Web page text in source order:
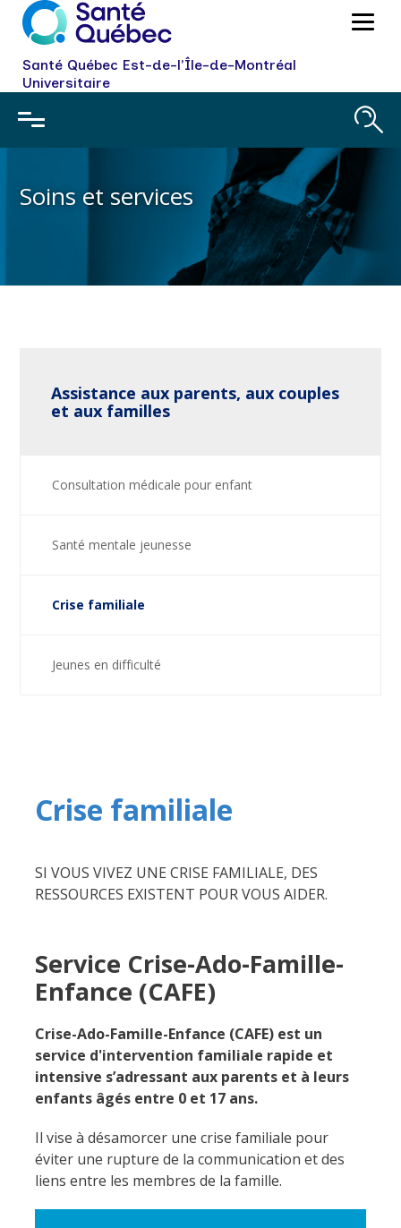
Santé Québec Est-de-l'Île-de-Montréal
Universitaire
Soins et services
Assistance aux parents, aux couples
et aux familles
Consultation médicale pour enfant
Santé mentale jeunesse
Crise familiale
Jeunes en difficulté
Crise familiale
SI VOUS VIVEZ UNE CRISE FAMILIALE, DES
RESSOURCES EXISTENT POUR VOUS AIDER.
Service Crise-Ado-Famille-
Enfance (CAFE)
Crise-Ado-Famille-Enfance (CAFE) est un
service d'intervention familiale rapide et
intensive s’adressant aux parents et à leurs
enfants âgés entre 0 et 17 ans.
Il vise à désamorcer une crise familiale pour
éviter une rupture de la communication et des
liens entre les membres de la famille.